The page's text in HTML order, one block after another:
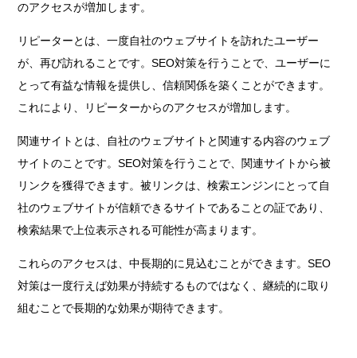
のアクセスが増加します。
リピーターとは、一度自社のウェブサイトを訪れたユーザー
が、再び訪れることです。SEO対策を行うことで、ユーザーに
とって有益な情報を提供し、信頼関係を築くことができます。
これにより、リピーターからのアクセスが増加します。
関連サイトとは、自社のウェブサイトと関連する内容のウェブ
サイトのことです。SEO対策を行うことで、関連サイトから被
リンクを獲得できます。被リンクは、検索エンジンにとって自
社のウェブサイトが信頼できるサイトであることの証であり、
検索結果で上位表示される可能性が高まります。
これらのアクセスは、中長期的に見込むことができます。SEO
対策は一度行えば効果が持続するものではなく、継続的に取り
組むことで長期的な効果が期待できます。